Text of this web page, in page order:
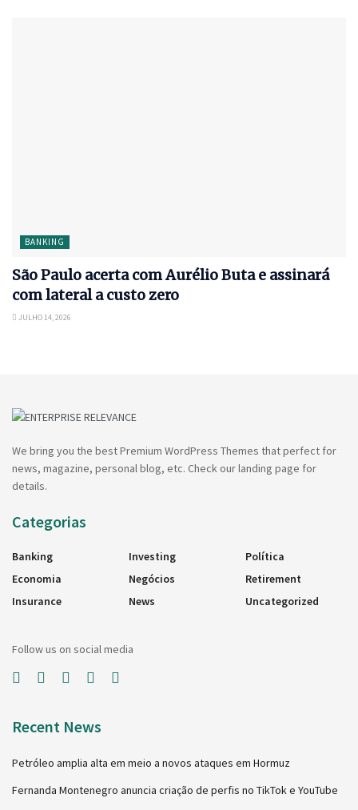
BANKING
São Paulo acerta com Aurélio Buta e assinará
com lateral a custo zero
JULHO 14, 2026
We bring you the best Premium WordPress Themes that perfect for
news, magazine, personal blog, etc. Check our landing page for
details.
Categorias
Banking
Economia
Insurance
Investing
Negócios
News
Política
Retirement
Uncategorized
Follow us on social media
Recent News
Petróleo amplia alta em meio a novos ataques em Hormuz
Fernanda Montenegro anuncia criação de perfis no TikTok e YouTube